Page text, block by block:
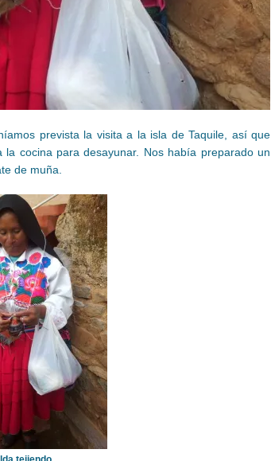
prevista la visita a la isla de Taquile, así que
cocina para desayunar. Nos había preparado un
de muña.